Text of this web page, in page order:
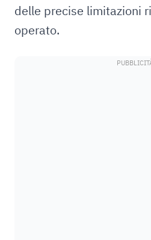
delle precise limitazioni
operato.